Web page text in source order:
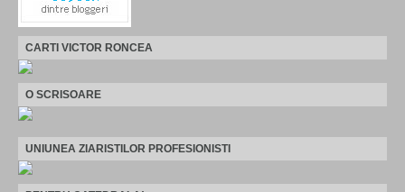
CARTI VICTOR RONCEA
O SCRISOARE
UNIUNEA ZIARISTILOR PROFESIONISTI